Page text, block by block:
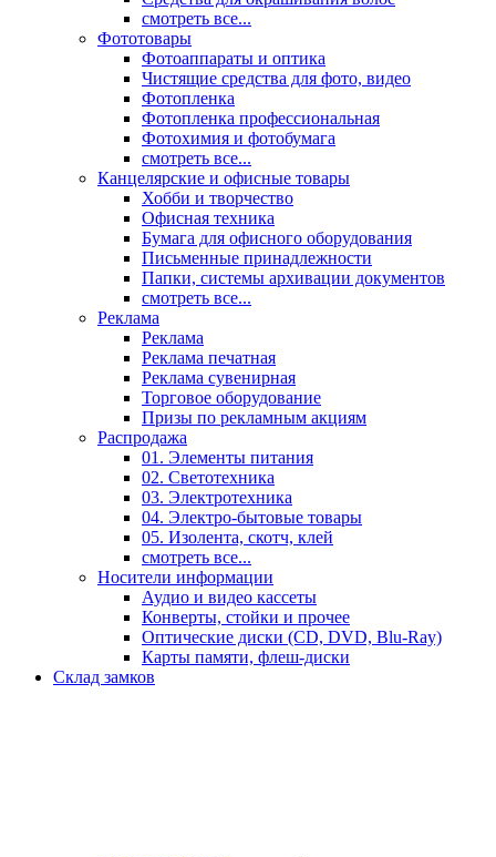
смотреть все...
Фототовары
Фотоаппараты и оптика
Чистящие средства для фото, видео
Фотопленка
Фотопленка профессиональная
Фотохимия и фотобумага
смотреть все...
Канцелярские и офисные товары
Хобби и творчество
Офисная техника
Бумага для офисного оборудования
Письменные принадлежности
Папки, системы архивации документов
смотреть все...
Реклама
Реклама
Реклама печатная
Реклама сувенирная
Торговое оборудование
Призы по рекламным акциям
Распродажа
01. Элементы питания
02. Светотехника
03. Электротехника
04. Электро-бытовые товары
05. Изолента, скотч, клей
смотреть все...
Носители информации
Аудио и видео кассеты
Конверты, стойки и прочее
Оптические диски (CD, DVD, Blu-Ray)
Карты памяти, флеш-диски
Склад замков